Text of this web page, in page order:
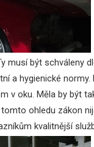
být schváleny
a hygienické
v oku. Měla by být
ohledu zákon
kvalitnější